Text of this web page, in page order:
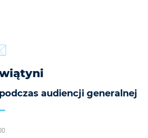
audiencji generalnej